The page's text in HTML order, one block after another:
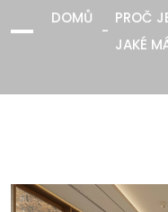
DOMŮ
PROČ
JAKÉ